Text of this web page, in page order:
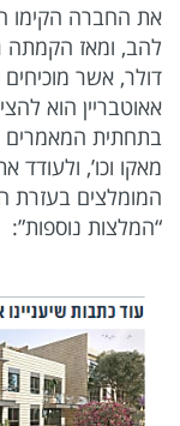
את החברה הקימו
להב, ומאז הקמתה
דולר, אשר
אאוטבריין הוא
מאקו וכו’,
המומלצים בעזרת
“המלצות נוספות”: